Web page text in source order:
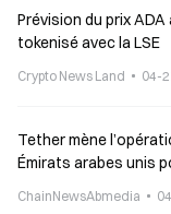
Prévision du prix
tokenisé avec la LSE
Crypto News Land 04-
Tether mène
Émirats arabes unis
ChainNewsAbmedia